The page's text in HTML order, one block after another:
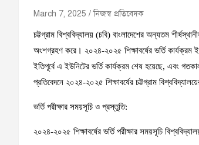
March 7, 2025 নিজস্ব প্রতিবেদক
চট্টগ্রাম বিশ্ববিদ্যালয় (চবি) বাংলাদেশের অন্যতম
অংশগ্রহণ করে। ২০২৪-২০২৫ শিক্ষাবর্ষের ভর্তি
ইতিপূর্বে এ ইউনিটের ভর্তি কার্যক্রম শেষ হয়েছে, এবং
প্রতিবেদনে ২০২৪-২০২৫ শিক্ষাবর্ষের চট্টগ্রাম
ভর্তি পরীক্ষার সময়সূচি ও প্রস্তুতি:
২০২৪-২০২৫ শিক্ষাবর্ষের ভর্তি পরীক্ষার সময়সূচি